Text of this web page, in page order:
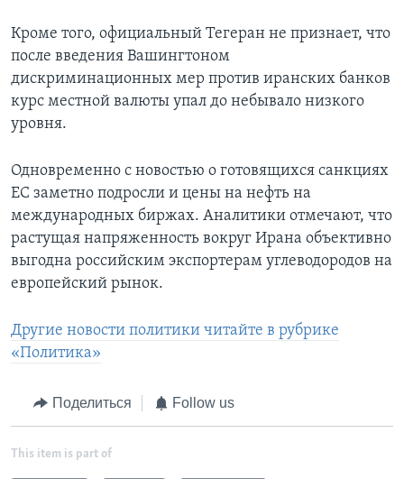
Кроме того, официальный Тегеран не признает, что
после введения Вашингтоном
дискриминационных мер против иранских банков
курс местной валюты упал до небывало низкого
уровня.
Одновременно с новостью о готовящихся санкциях
ЕС заметно подросли и цены на нефть на
международных биржах. Аналитики отмечают, что
растущая напряженность вокруг Ирана объективно
выгодна российским экспортерам углеводородов на
европейский рынок.
Другие новости политики читайте в рубрике
«Политика»
Поделиться Follow us
This item is part of